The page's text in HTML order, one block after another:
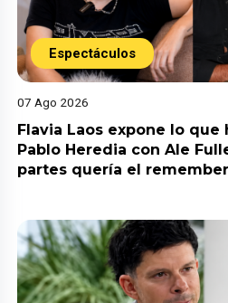
Espectáculos
07 Ago 2026
Flavia Laos expone lo que
Pablo Heredia con Ale
partes quería el